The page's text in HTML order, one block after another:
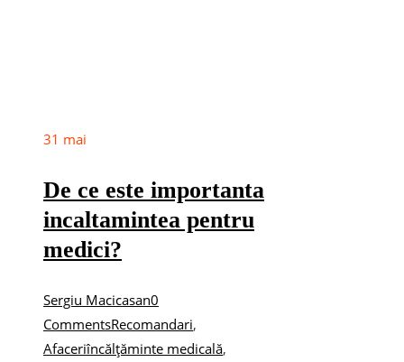
31 mai
De ce este importanta
incaltamintea pentru
medici?
Sergiu Macicasan0
CommentsRecomandari,
Afaceriîncălțăminte medicală,